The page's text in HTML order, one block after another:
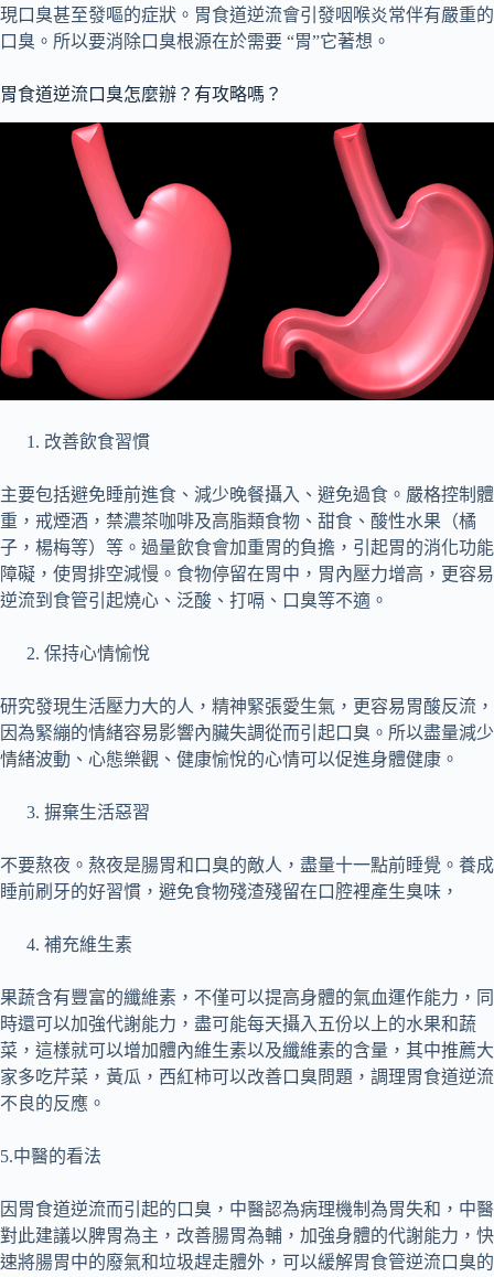
現口臭甚至發嘔的症狀。胃食道逆流會引發咽喉炎常伴有嚴重的
口臭。所以要消除口臭根源在於需要 “胃”它著想。
胃食道逆流口臭怎麼辦？有攻略嗎？
改善飲食習慣
主要包括避免睡前進食、減少晚餐攝入、避免過食。嚴格控制體
重，戒煙酒，禁濃茶咖啡及高脂類食物、甜食、酸性水果（橘
子，楊梅等）等。過量飲食會加重胃的負擔，引起胃的消化功能
障礙，使胃排空減慢。食物停留在胃中，胃內壓力增高，更容易
逆流到食管引起燒心、泛酸、打嗝、口臭等不適。
保持心情愉悅
研究發現生活壓力大的人，精神緊張愛生氣，更容易胃酸反流，
因為緊繃的情緒容易影響內臟失調從而引起口臭。所以盡量減少
情緒波動、心態樂觀、健康愉悅的心情可以促進身體健康。
摒棄生活惡習
不要熬夜。熬夜是腸胃和口臭的敵人，盡量十一點前睡覺。養成
睡前刷牙的好習慣，避免食物殘渣殘留在口腔裡產生臭味，
補充維生素
果蔬含有豐富的纖維素，不僅可以提高身體的氣血運作能力，同
時還可以加強代謝能力，盡可能每天攝入五份以上的水果和蔬
菜，這樣就可以增加體內維生素以及纖維素的含量，其中推薦大
家多吃芹菜，黃瓜，西紅柿可以改善口臭問題，調理胃食道逆流
不良的反應。
5.中醫的看法
因胃食道逆流而引起的口臭，中醫認為病理機制為胃失和，中醫
對此建議以脾胃為主，改善腸胃為輔，加強身體的代謝能力，快
速將腸胃中的廢氣和垃圾趕走體外，可以緩解胃食管逆流口臭的